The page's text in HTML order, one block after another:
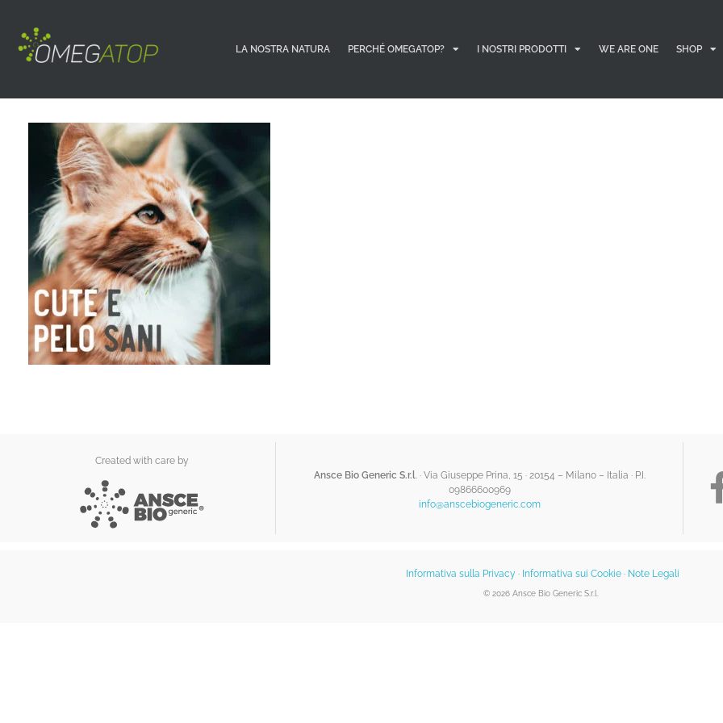
LA NOSTRA NATURA PERCHÉ OMEGATOP? I NOSTRI PRODOTTI WE ARE ONE SHOP
Created with care by
Ansce Bio Generic S.r.l . · Via Giuseppe Prina, 15 · 20154 – Milano – Italia · P.I.
09866600969
info@anscebiogeneric.com
Informativa sulla Privacy · Informativa sui Cookie· Note Legali
© 2026 Ansce Bio Generic S.r.l.